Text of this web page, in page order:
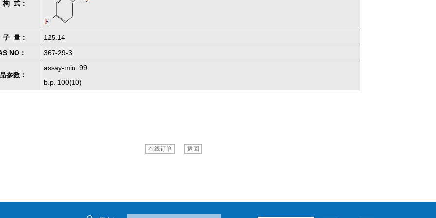
构 式：
子 量：
125.14
NO：
367-29-3
参数：
assay-min. 99
b.p. 100(10)
在线订单 返回